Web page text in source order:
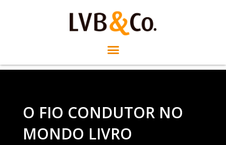
O FIO CONDUTOR NO
MONDO LIVRO